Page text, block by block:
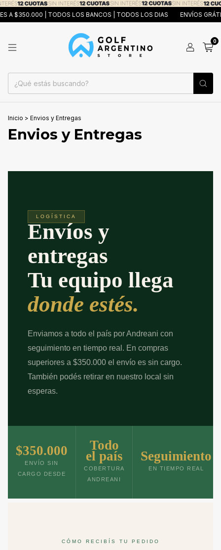
A $350.000 | TODOS LOS BANCOS | TODOS LOS DIAS ENVÍOS
0
Inicio > Envios y Entregas
Envios y Entregas
LOGÍSTICA
Envíos y
entregas
Tu equipo llega
donde estés.
Enviamos a todo el país por Andreani con
seguimiento en tiempo real. En compras
superiores a $350.000 el envío es sin cargo.
También podés retirar en nuestro local sin
esperas.
$350.000
ENVÍO SIN
CARGO DESDE
Todo
el país
COBERTURA
ANDREANI
Seguimiento
EN TIEMPO REAL
CÓMO RECIBÍS TU PEDIDO